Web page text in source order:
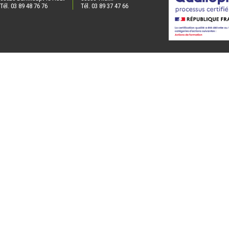
Tél. 03 89 48 76 76
Tél. 03 89 37 47 66